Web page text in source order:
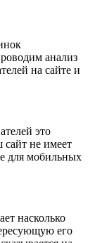
анализ
на сайте и
это
сайт не имеет
для мобильных
насколько
его